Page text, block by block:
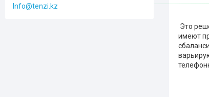
Это
имеют
Info@tenzi.kz